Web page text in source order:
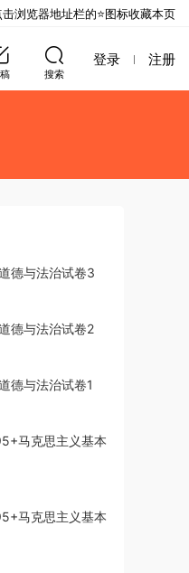
搜索
登录 注册
德与法治试卷3
德与法治试卷2
德与法治试卷1
马克思主义基本
马克思主义基本
击浏览器地址栏的⭐图标收藏本页